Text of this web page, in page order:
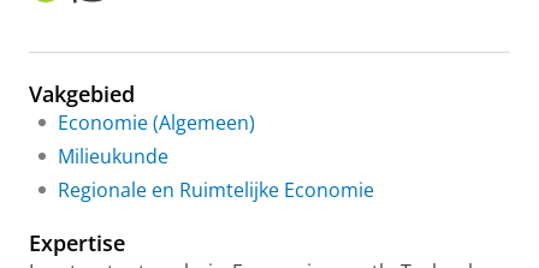
R
I
e
r
c
h
o
t
Vakgebied
Economie (Algemeen)
Milieukunde
Regionale en Ruimtelijke Economie
Expertise